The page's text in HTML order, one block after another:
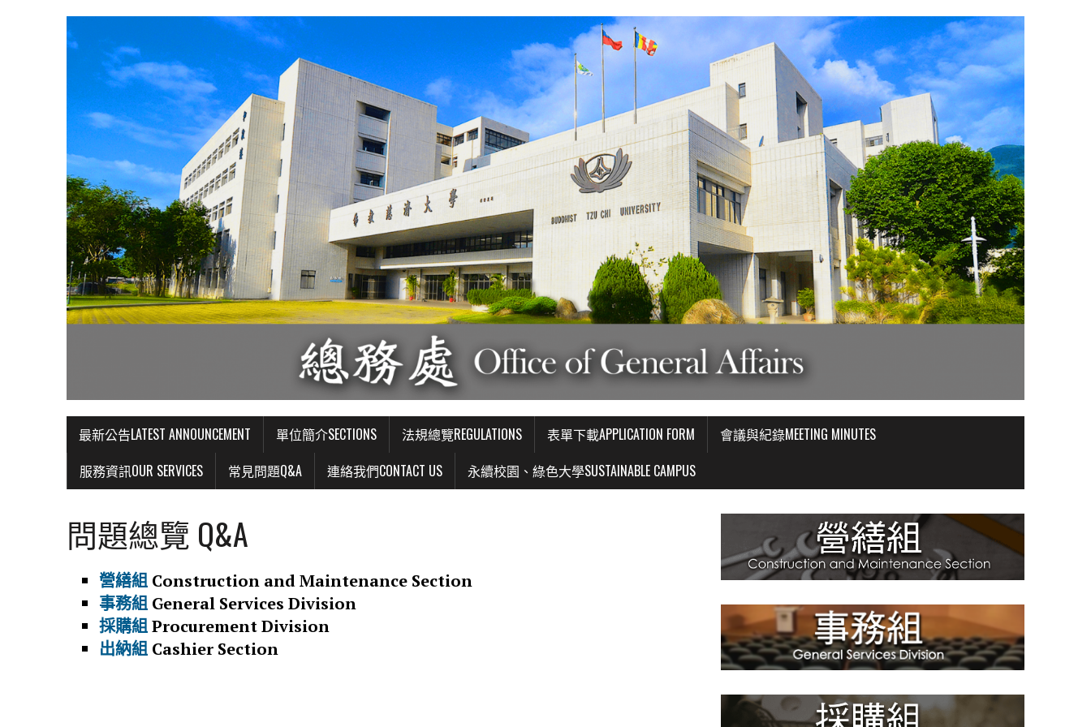
最新公告LATEST ANNOUNCEMENT 單位簡介SECTIONS 法規總覽REGULATIONS 表單下載APPLICATION FORM
會議與紀錄MEETING MINUTES
服務資訊OUR SERVICES
常見問題Q&A 連絡我們CONTACT US 永續校園、綠色大學SUSTAINABLE CAMPUS
問題總覽 Q&A
營繕組 Construction and Maintenance Section
事務組 General Services Division
採購組Procurement Division
出納組 Cashier Section